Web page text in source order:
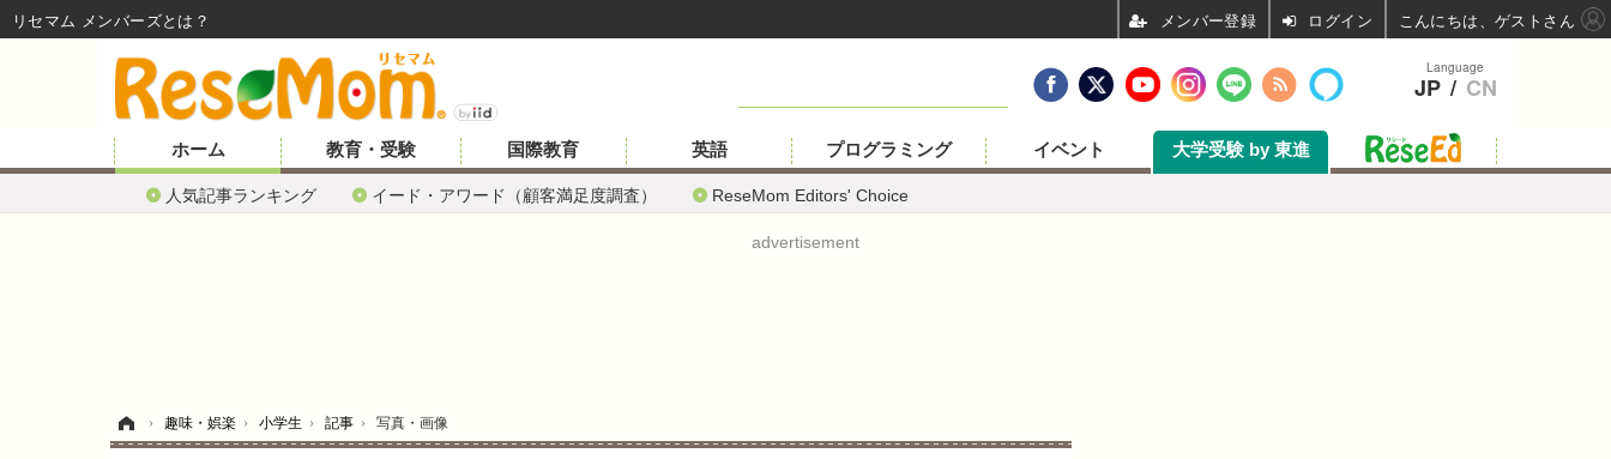
ホーム
人気記事ランキング イード・アワード（顧客満足度調査） ReseMom Editors' Choice
教育・受験 国際教育 英語 プログラミング イベント 大学受験 by 東進
advertisement
› 趣味・娯楽 › 小学生 › 記事 › 写真・画像
Language
JP / CN
リセマム メンバーズ ログイン こんにちは、ゲストさん